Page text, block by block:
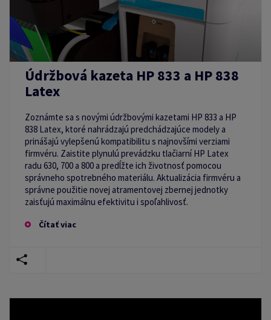
Údržbová kazeta HP 833 a HP 838
Latex
Zoznámte sa s novými údržbovými kazetami HP 833 a HP
838 Latex, ktoré nahrádzajú predchádzajúce modely a
prinášajú vylepšenú kompatibilitu s najnovšími verziami
firmvéru. Zaistite plynulú prevádzku tlačiarní HP Latex
radu 630, 700 a 800 a predĺžte ich životnosť pomocou
správneho spotrebného materiálu. Aktualizácia firmvéru a
správne použitie novej atramentovej zbernej jednotky
zaisťujú maximálnu efektivitu i spoľahlivosť.
Čítať viac